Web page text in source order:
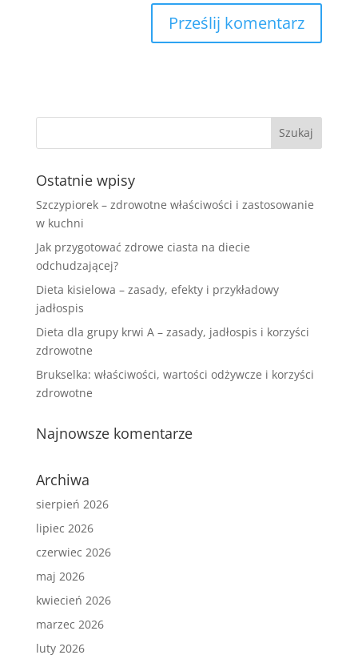
Ostatnie wpisy
Szczypiorek – zdrowotne właściwości i zastosowanie
w kuchni
Jak przygotować zdrowe ciasta na diecie
odchudzającej?
Dieta kisielowa – zasady, efekty i przykładowy
jadłospis
Dieta dla grupy krwi A – zasady, jadłospis i korzyści
zdrowotne
Brukselka: właściwości, wartości odżywcze i korzyści
zdrowotne
Najnowsze komentarze
Archiwa
sierpień 2026
lipiec 2026
czerwiec 2026
maj 2026
kwiecień 2026
marzec 2026
luty 2026